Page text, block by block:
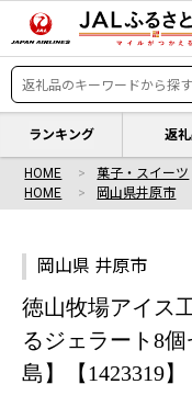
ランキング 返
HOME 菓子・スイーツ
HOME
岡山県井原市
岡山県 井原市
徳山牧場アイス
るジェラート8
島】【1423319】